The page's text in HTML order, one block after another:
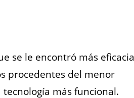
se le encontró más eficacia
procedentes del menor
más funcional.